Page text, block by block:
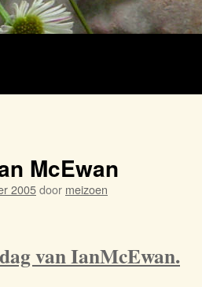
McEwan
2005door meizoen
van IanMcEwan.